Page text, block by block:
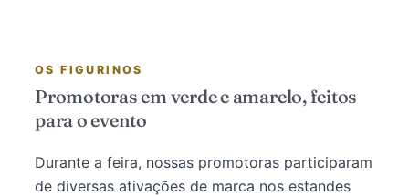
OS FIGURINOS
Promotoras em verde e amarelo, feitos
para o evento
Durante a feira, nossas promotoras participaram
de diversas ativações de marca nos estandes